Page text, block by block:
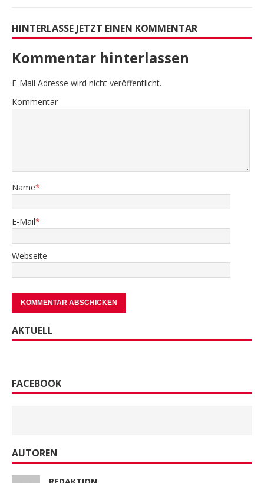
HINTERLASSE JETZT EINEN KOMMENTAR
Kommentar hinterlassen
E-Mail Adresse wird nicht veröffentlicht.
Kommentar
Name*
E-Mail*
Webseite
AKTUELL
FACEBOOK
AUTOREN